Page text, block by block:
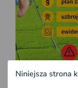
Niniejsza strona